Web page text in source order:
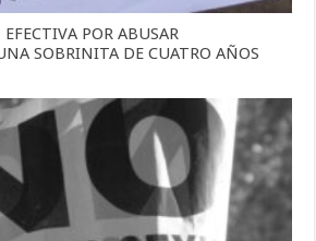
POR ABUSAR
SOBRINITA DE CUATRO AÑOS